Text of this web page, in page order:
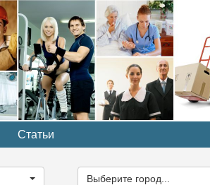
Статьи
город...
Выберите город...